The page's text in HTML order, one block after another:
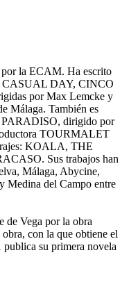
la ECAM. Ha escrito
CASUAL DAY, CINCO
por Max Lemcke y
Málaga. También es
PARADISO, dirigido por
TOURMALET
KOALA, THE
Sus trabajos han
Málaga, Abycine,
Medina del Campo entre
de Vega por la obra
con la que obtiene el
su primera novela